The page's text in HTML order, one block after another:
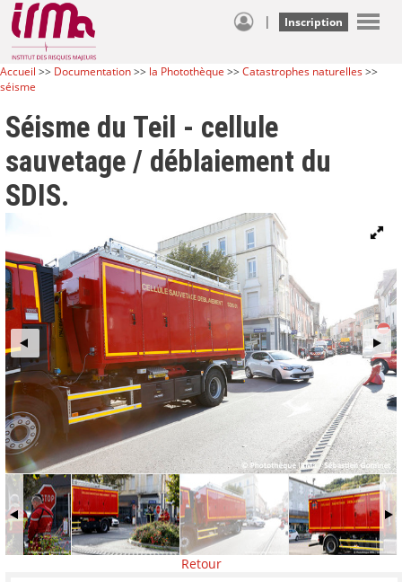
| Inscription
Accueil >> Documentation>> la Photothèque >>Catastrophes naturelles>>
séisme
Séisme du Teil - cellule
sauvetage / déblaiement du
SDIS.
Retour